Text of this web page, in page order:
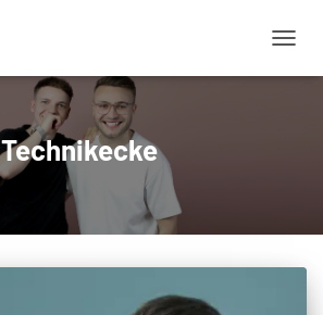
Technikecke